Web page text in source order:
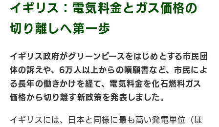
イギリス：電気料金とガス価格の
切り離しへ第一歩
イギリス政府がグリーンピースをはじめとする市民団
体の訴えや、6万人以上からの嘆願書など、市民によ
る長年の働きかけを経て、電気料金を化石燃料ガス
価格から切り離す新政策を発表しました。
イギリスには、日本と同様に最も高い発電単位（ほ